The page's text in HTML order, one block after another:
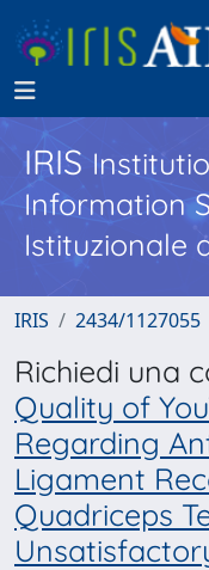
IRIS
Information
Istituzionale
IRIS 2434/1127055
Richiedi una
Quality of
Regarding
Ligament
Quadriceps